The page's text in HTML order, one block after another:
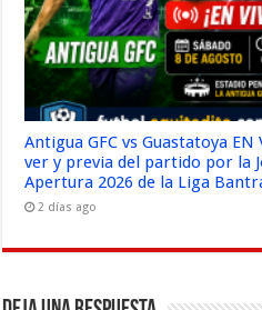
Antigua GFC vs Guastatoya
ver y previa del partido por la
Apertura 2026 de la Liga
2 días ago